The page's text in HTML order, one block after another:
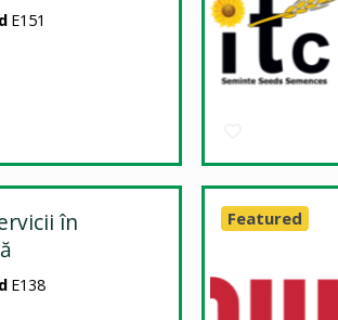
E151
în
E138
Featured